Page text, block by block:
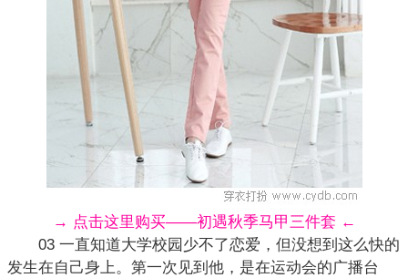
→ 点击这里购买——初遇秋季马甲三件套 ←
03 一直知道大学校园少不了恋爱，但没想到这么快的
发生在自己身上。第一次见到他，是在运动会的广播台